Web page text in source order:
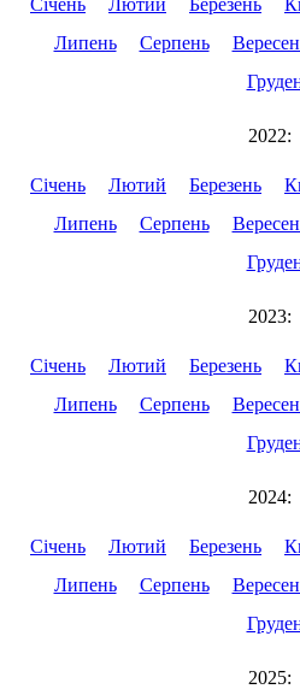
Січень Лютий Березень
Липень
Серпень
2022:
Січень Лютий Березень
Липень
Серпень
2023:
Січень Лютий Березень
Липень
Серпень
2024:
Січень Лютий Березень
Липень
Серпень
2025: